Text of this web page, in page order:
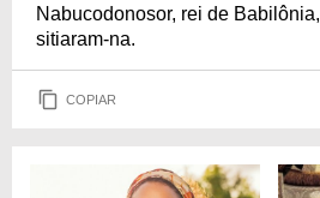
Nabucodonosor, rei de
sitiaram-na.
COPIAR